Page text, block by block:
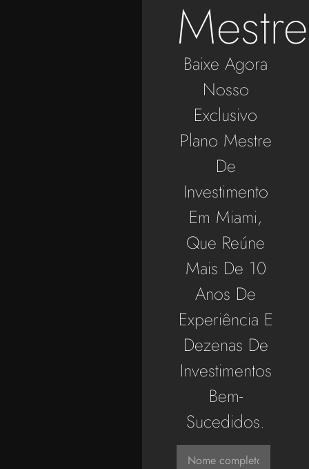
Mestre
Baixe Agora
Nosso
Exclusivo
Plano Mestre
De
Investimento
Em Miami,
Que Reúne
Mais De 10
Anos De
Experiência E
Dezenas De
Investimentos
Bem-
Sucedidos.